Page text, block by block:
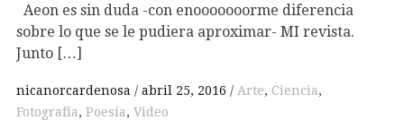
Aeon es sin duda -con enooooooorme diferencia
sobre lo que se le pudiera aproximar- MI revista.
Junto […]
nicanorcardenosa abril 25, 2016 Arte, Ciencia,
Fotografía, Poesía, Video